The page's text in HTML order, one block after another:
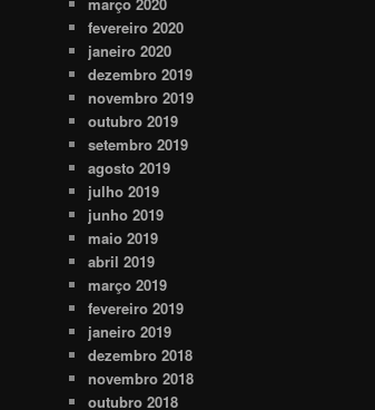
fevereiro 2020
janeiro 2020
dezembro 2019
novembro 2019
outubro 2019
setembro 2019
agosto 2019
julho 2019
junho 2019
maio 2019
abril 2019
março 2019
fevereiro 2019
janeiro 2019
dezembro 2018
novembro 2018
outubro 2018